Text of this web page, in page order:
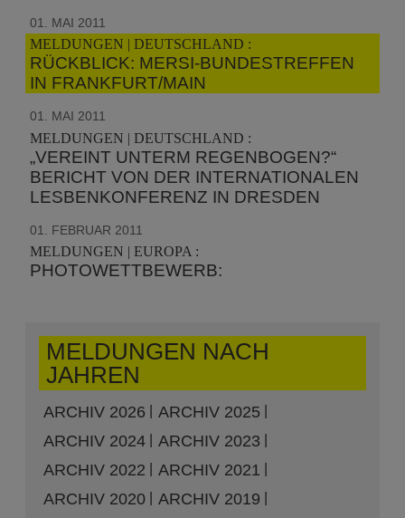
01. MAI 2011
MELDUNGEN | DEUTSCHLAND :
RÜCKBLICK: MERSI-BUNDESTREFFEN
IN FRANKFURT/MAIN
01. MAI 2011
MELDUNGEN | DEUTSCHLAND :
„VEREINT UNTERM REGENBOGEN?“
BERICHT VON DER INTERNATIONALEN
LESBENKONFERENZ IN DRESDEN
01. FEBRUAR 2011
MELDUNGEN | EUROPA :
PHOTOWETTBEWERB:
MELDUNGEN NACH
JAHREN
ARCHIV 2026
ARCHIV 2025
ARCHIV 2024
ARCHIV 2023
ARCHIV 2022
ARCHIV 2021
ARCHIV 2020
ARCHIV 2019